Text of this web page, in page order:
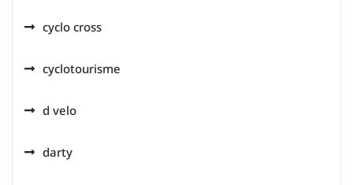
cyclo cross
cyclotourisme
d velo
darty